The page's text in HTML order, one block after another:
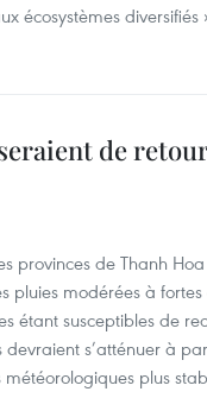
écosystèmes diversifiés
de
provinces de Thanh
pluies modérées à
étant susceptibles de
s’atténuer à
plus